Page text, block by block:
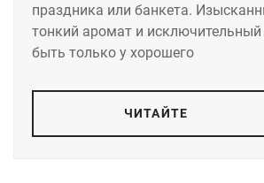
праздника или банкета.
тонкий аромат и исключительный
быть только у хорошего
ЧИТАЙТЕ